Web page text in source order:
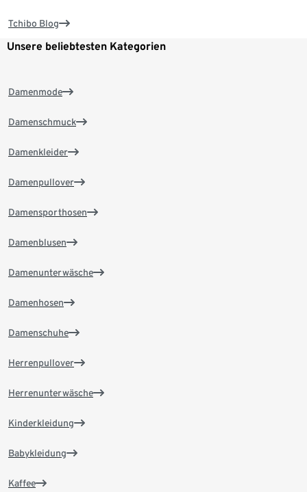
Tchibo Blog
Unsere beliebtesten Kategorien
Damenmode
Damenschmuck
Damenkleider
Damenpullover
Damensporthosen
Damenblusen
Damenunterwäsche
Damenhosen
Damenschuhe
Herrenpullover
Herrenunterwäsche
Kinderkleidung
Babykleidung
Kaffee